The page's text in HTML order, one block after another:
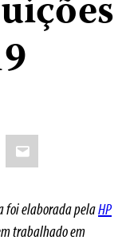
Email
foi elaborada pelaHP
trabalhado em